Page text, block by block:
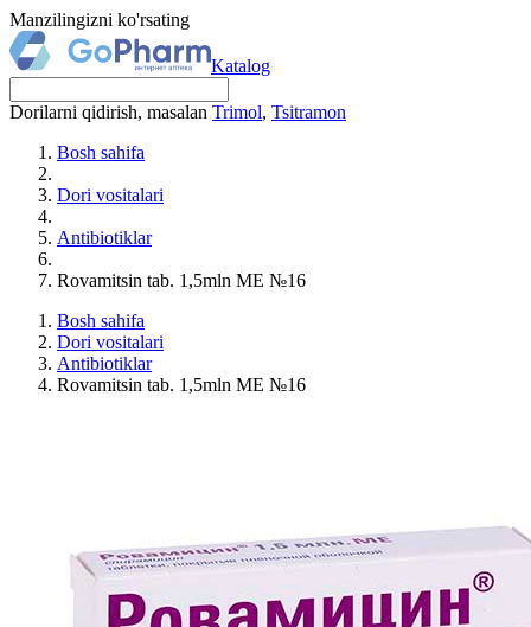
Manzilingizni ko'rsating
Katalog
Dorilarni qidirish, masalan Trimol, Tsitramon
Bosh sahifa
Dori vositalari
Antibiotiklar
Rovamitsin tab. 1,5mln MЕ №16
Bosh sahifa
Dori vositalari
Antibiotiklar
Rovamitsin tab. 1,5mln MЕ №16